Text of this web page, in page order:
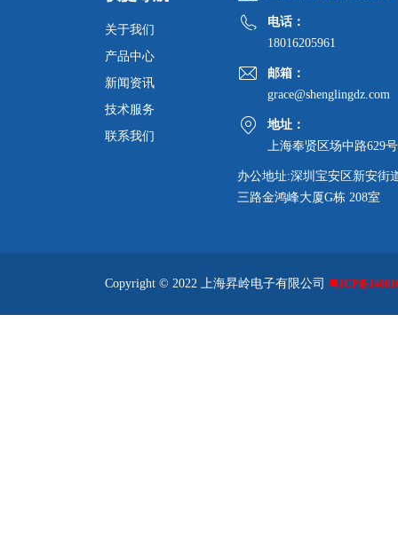
关于我们
产品中心
新闻资讯
技术服务
联系我们
电话：
18016205961
邮箱：
grace@shenglingdz.com
地址：
上海奉贤区场中路629号
办公地址:深圳宝安区新安街
三路金鸿峰大厦G栋 208室
Copyright © 2022 上海昇岭电子有限公司 粤ICP备